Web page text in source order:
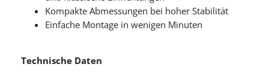
Kompakte Abmessungen bei hoher Stabilität
Einfache Montage in wenigen Minuten
Technische Daten